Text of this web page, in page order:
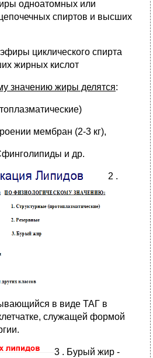
одноатомных или
спиртов и высших
циклического спирта
жирных кислот
значению жиры делятся:
мембран (2-3 кг),
и др.
2 .
в виде ТАГ в
служащей формой
3 . Бурый жир -